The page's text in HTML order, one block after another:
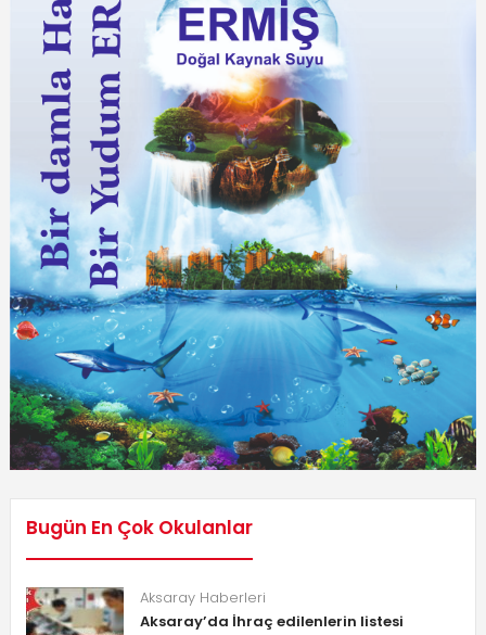
Bugün En Çok Okulanlar
Aksaray Haberleri
Aksaray’da İhraç edilenlerin listesi